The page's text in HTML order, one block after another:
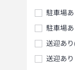
駐車場
駐車場
送迎あ
送迎あり